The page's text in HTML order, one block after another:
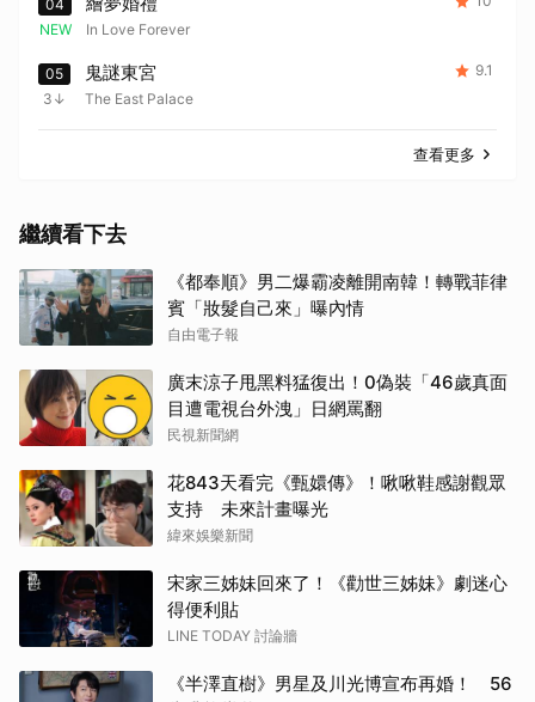
04
NEW
In Love Forever
05
3
鬼謎東宮
The East Palace
9.1
查看更多
繼續看下去
《都奉順》男二爆霸凌離開南韓！轉戰菲律
賓「妝髮自己來」曝內情
自由電子報
廣末涼子甩黑料猛復出！0偽裝「46歲真面
目遭電視台外洩」日網罵翻
民視新聞網
花843天看完《甄嬛傳》！啾啾鞋感謝觀眾
支持 未來計畫曝光
緯來娛樂新聞
宋家三姊妹回來了！《勸世三姊妹》劇迷心
得便利貼
LINE TODAY 討論牆
《半澤直樹》男星及川光博宣布再婚！ 56